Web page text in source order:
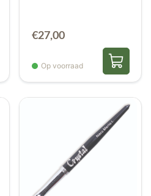
€27,00
Op voorraad